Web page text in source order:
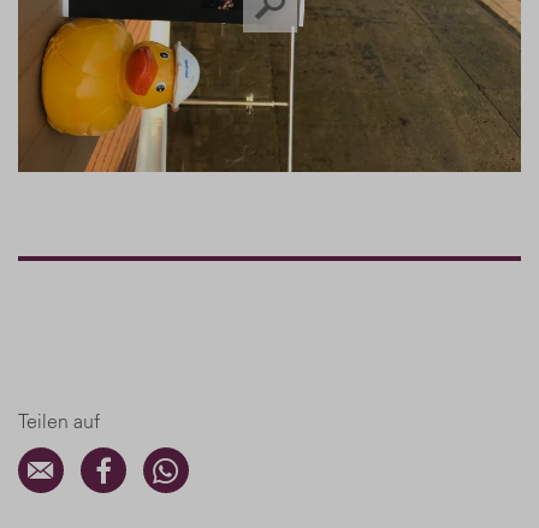
Teilen auf